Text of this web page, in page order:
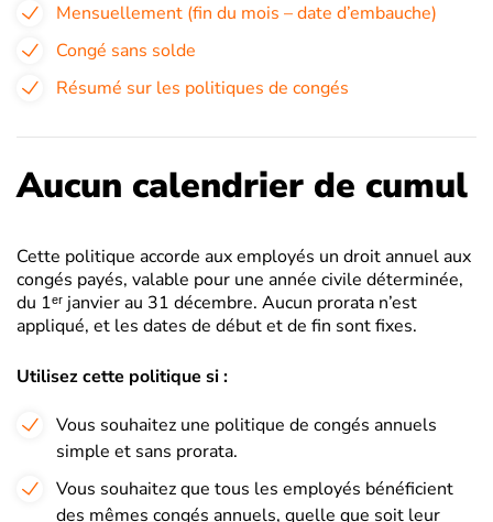
Mensuellement (fin du mois – date d’embauche)
Congé sans solde
Résumé sur les politiques de congés
Aucun calendrier de cumul
Cette politique accorde aux employés un droit annuel aux
congés payés, valable pour une année civile déterminée,
du 1ᵉʳ janvier au 31 décembre. Aucun prorata n’est
appliqué, et les dates de début et de fin sont fixes.
Utilisez cette politique si :
Vous souhaitez une politique de congés annuels
simple et sans prorata.
Vous souhaitez que tous les employés bénéficient
des mêmes congés annuels, quelle que soit leur